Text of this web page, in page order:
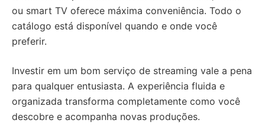
ou smart TV oferece máxima conveniência. Todo o
catálogo está disponível quando e onde você
preferir.
Investir em um bom serviço de streaming vale a pena
para qualquer entusiasta. A experiência fluida e
organizada transforma completamente como você
descobre e acompanha novas produções.